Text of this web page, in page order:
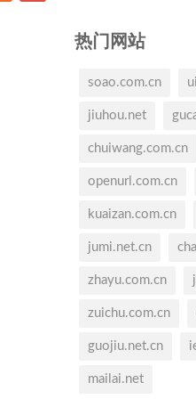
热门网站
soao.com.cn
jiuhou.net
chuiwang.com.cn
openurl.com.cn
kuaizan.com.cn
jumi.net.cn
zhayu.com.cn
zuichu.com.cn
guojiu.net.cn
mailai.net